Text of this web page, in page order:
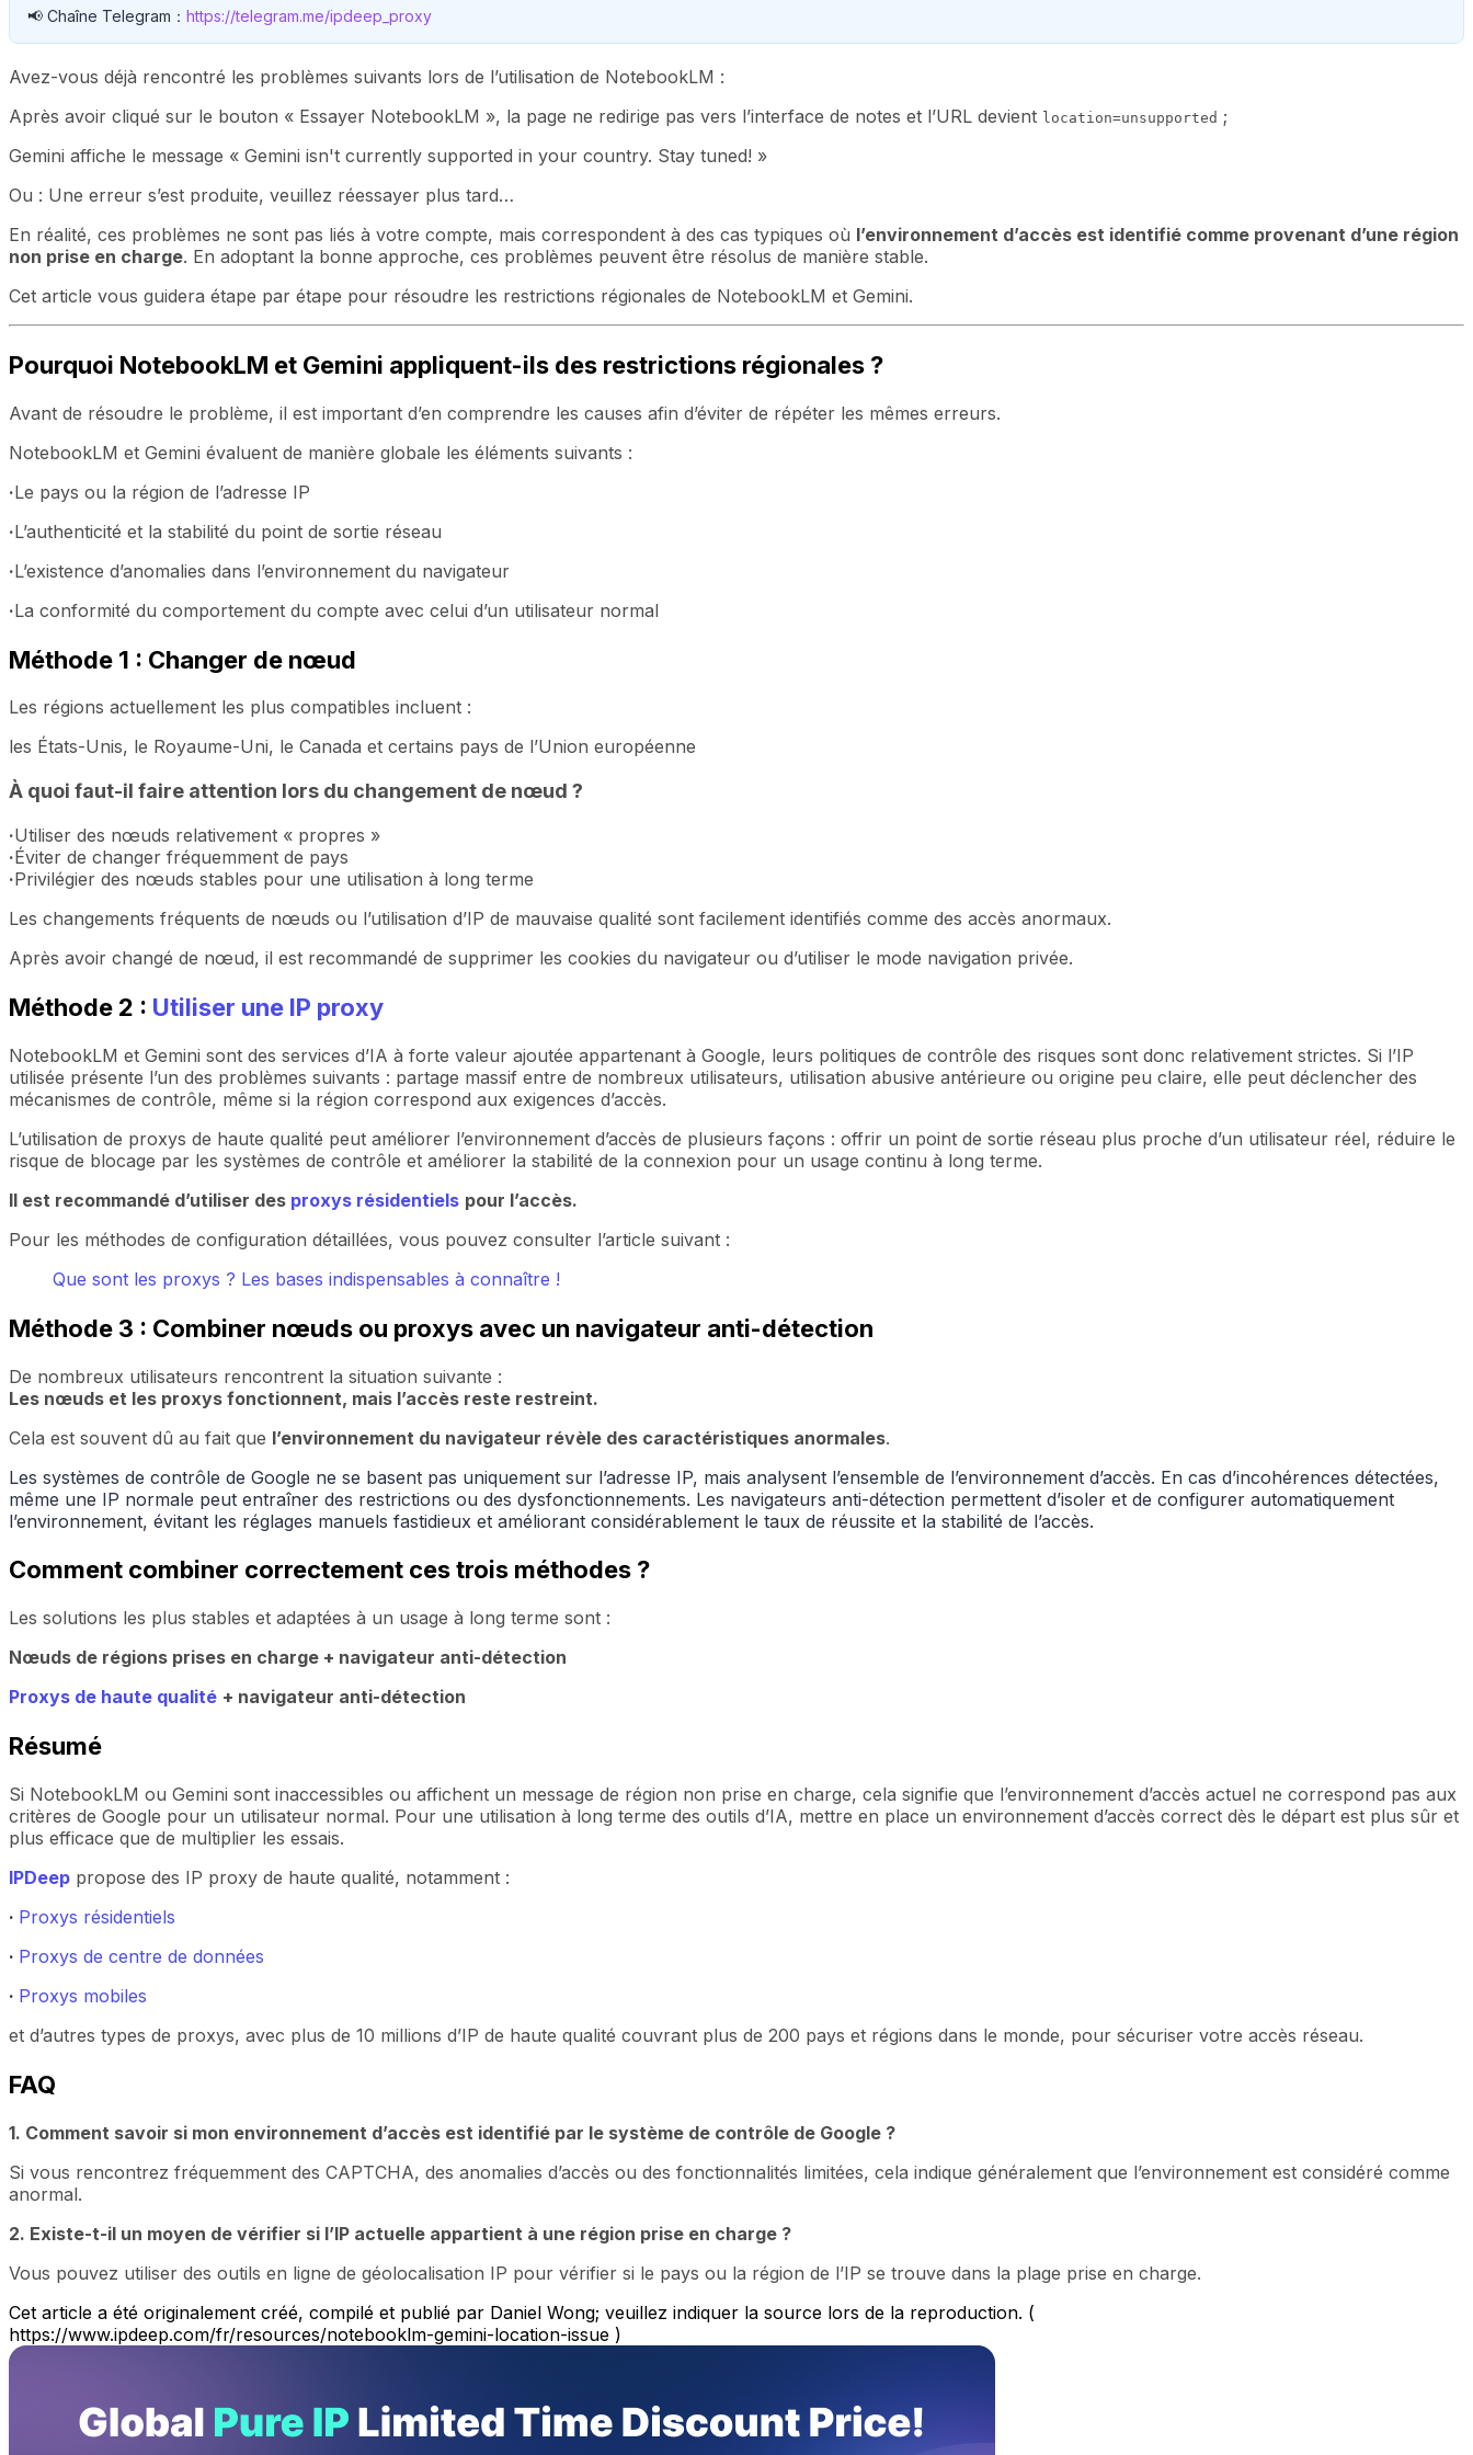
📢 Chaîne Telegram： https://telegram.me/ipdeep_proxy
Avez-vous déjà rencontré les problèmes suivants lors de l’utilisation de NotebookLM :
Après avoir cliqué sur le bouton « Essayer NotebookLM », la page ne redirige pas vers l’interface de notes et l’URL devient location=unsupported ;
Gemini affiche le message « Gemini isn't currently supported in your country. Stay tuned! »
Ou : Une erreur s’est produite, veuillez réessayer plus tard…
En réalité, ces problèmes ne sont pas liés à votre compte, mais correspondent à des cas typiques où l’environnement d’accès est identifié comme provenant d’une région
non prise en charge. En adoptant la bonne approche, ces problèmes peuvent être résolus de manière stable.
Cet article vous guidera étape par étape pour résoudre les restrictions régionales de NotebookLM et Gemini.
Pourquoi NotebookLM et Gemini appliquent-ils des restrictions régionales ?
Avant de résoudre le problème, il est important d’en comprendre les causes afin d’éviter de répéter les mêmes erreurs.
NotebookLM et Gemini évaluent de manière globale les éléments suivants :
·Le pays ou la région de l’adresse IP
·L’authenticité et la stabilité du point de sortie réseau
·L’existence d’anomalies dans l’environnement du navigateur
·La conformité du comportement du compte avec celui d’un utilisateur normal
Méthode 1 : Changer de nœud
Les régions actuellement les plus compatibles incluent :
les États-Unis, le Royaume-Uni, le Canada et certains pays de l’Union européenne
À quoi faut-il faire attention lors du changement de nœud ?
·Utiliser des nœuds relativement « propres »
·Éviter de changer fréquemment de pays
·Privilégier des nœuds stables pour une utilisation à long terme
Les changements fréquents de nœuds ou l’utilisation d’IP de mauvaise qualité sont facilement identifiés comme des accès anormaux.
Après avoir changé de nœud, il est recommandé de supprimer les cookies du navigateur ou d’utiliser le mode navigation privée.
Méthode 2 : Utiliser une IP proxy
NotebookLM et Gemini sont des services d’IA à forte valeur ajoutée appartenant à Google, leurs politiques de contrôle des risques sont donc relativement strictes. Si l’IP
utilisée présente l’un des problèmes suivants : partage massif entre de nombreux utilisateurs, utilisation abusive antérieure ou origine peu claire, elle peut déclencher des
mécanismes de contrôle, même si la région correspond aux exigences d’accès.
L’utilisation de proxys de haute qualité peut améliorer l’environnement d’accès de plusieurs façons : offrir un point de sortie réseau plus proche d’un utilisateur réel, réduire le
risque de blocage par les systèmes de contrôle et améliorer la stabilité de la connexion pour un usage continu à long terme.
Il est recommandé d’utiliser des proxys résidentiels pour l’accès.
Pour les méthodes de configuration détaillées, vous pouvez consulter l’article suivant :
Que sont les proxys ? Les bases indispensables à connaître !
Méthode 3 : Combiner nœuds ou proxys avec un navigateur anti-détection
De nombreux utilisateurs rencontrent la situation suivante :
Les nœuds et les proxys fonctionnent, mais l’accès reste restreint.
Cela est souvent dû au fait que l’environnement du navigateur révèle des caractéristiques anormales.
Les systèmes de contrôle de Google ne se basent pas uniquement sur l’adresse IP, mais analysent l’ensemble de l’environnement d’accès. En cas d’incohérences détectées,
même une IP normale peut entraîner des restrictions ou des dysfonctionnements. Les navigateurs anti-détection permettent d’isoler et de configurer automatiquement
l’environnement, évitant les réglages manuels fastidieux et améliorant considérablement le taux de réussite et la stabilité de l’accès.
Comment combiner correctement ces trois méthodes ?
Les solutions les plus stables et adaptées à un usage à long terme sont :
Nœuds de régions prises en charge + navigateur anti-détection
Proxys de haute qualité + navigateur anti-détection
Résumé
Si NotebookLM ou Gemini sont inaccessibles ou affichent un message de région non prise en charge, cela signifie que l’environnement d’accès actuel ne correspond pas aux
critères de Google pour un utilisateur normal. Pour une utilisation à long terme des outils d’IA, mettre en place un environnement d’accès correct dès le départ est plus sûr et
plus efficace que de multiplier les essais.
IPDeep propose des IP proxy de haute qualité, notamment :
· Proxys résidentiels
· Proxys de centre de données
· Proxys mobiles
et d’autres types de proxys, avec plus de 10 millions d’IP de haute qualité couvrant plus de 200 pays et régions dans le monde, pour sécuriser votre accès réseau.
FAQ
1. Comment savoir si mon environnement d’accès est identifié par le système de contrôle de Google ?
Si vous rencontrez fréquemment des CAPTCHA, des anomalies d’accès ou des fonctionnalités limitées, cela indique généralement que l’environnement est considéré comme
anormal.
2. Existe-t-il un moyen de vérifier si l’IP actuelle appartient à une région prise en charge ?
Vous pouvez utiliser des outils en ligne de géolocalisation IP pour vérifier si le pays ou la région de l’IP se trouve dans la plage prise en charge.
Cet article a été originalement créé, compilé et publié par Daniel Wong; veuillez indiquer la source lors de la reproduction. (
https://www.ipdeep.com/fr/resources/notebooklm-gemini-location-issue )